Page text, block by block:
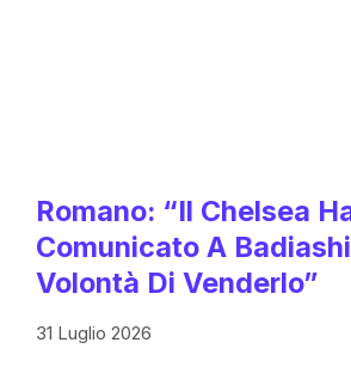
Romano: “Il Chelsea
Comunicato A
Volontà Di Venderlo”
31 Luglio 2026